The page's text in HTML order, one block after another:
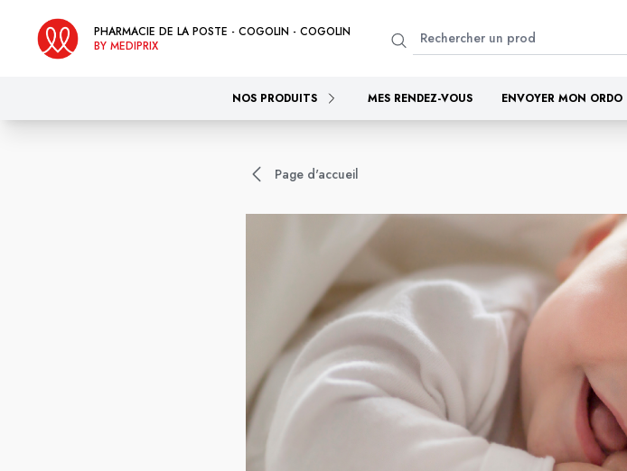
PHARMACIE DE LA POSTE - COGOLIN - COGOLIN
BY MEDIPRIX
NOS PRODUITS MES RENDEZ-VOUS ENVOYER MON ORDO
Page d'accueil